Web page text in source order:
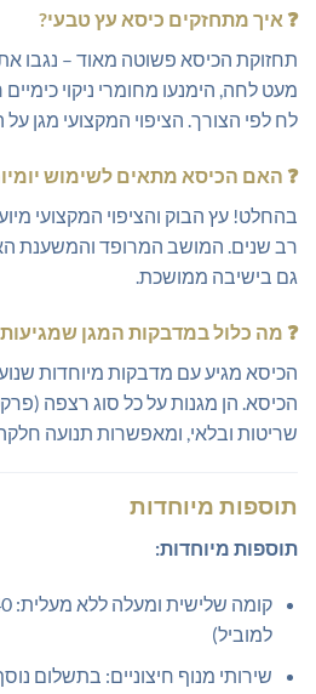
❓ איך מתחזקים כיסא עץ טבעי?
תחזוקת הכיסא פשוטה מאוד – נגבו
מעט לחה, הימנעו מחומרי ניקוי
לח לפי הצורך. הציפוי המקצועי מגן על
❓ האם הכיסא מתאים לשימוש
בהחלט! עץ הבוק והציפוי המקצועי
רב שנים. המושב המרופד והמשענת
גם בישיבה ממושכת.
❓ מה כלול במדבקות המגן
הכיסא מגיע עם מדבקות מיוחדות
הכיסא. הן מגנות על כל סוג רצפה
שריטות ובלאי, ומאפשרות תנועה
תוספות מיוחדות
תוספות מיוחדות:
למוביל)
שירותי מנוף חיצוניים: בתשלום